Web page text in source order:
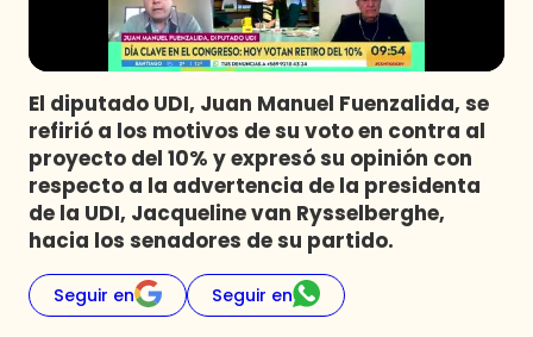
El diputado UDI, Juan Manuel Fuenzalida, se
refirió a los motivos de su voto en contra al
proyecto del 10% y expresó su opinión con
respecto a la advertencia de la presidenta
de la UDI, Jacqueline van Rysselberghe,
hacia los senadores de su partido.
Seguir en Seguir en
Club De La Comedia
Contigo en Directo
Plan Perfecto
El Tiempo
Sabingo
Todos Los Programas